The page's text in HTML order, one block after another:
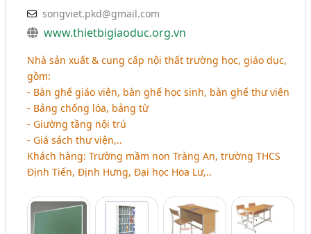
songviet.pkd@gmail.com
www.thietbigiaoduc.org.vn
Nhà sản xuất & cung cấp nội thất trường học, giáo dục,
gồm:
- Bàn ghế giáo viên, bàn ghế học sinh, bàn ghế thư viên
- Bảng chống lóa, bảng từ
- Giường tầng nội trú
- Giá sách thư viện,..
Khách hàng: Trường mầm non Tràng An, trường THCS
Định Tiến, Định Hưng, Đại học Hoa Lư,..